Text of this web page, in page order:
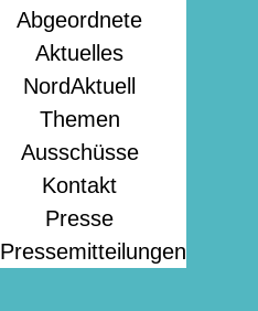
Abgeordnete
Aktuelles
NordAktuell
Themen
Ausschüsse
Kontakt
Presse
Pressemitteilungen